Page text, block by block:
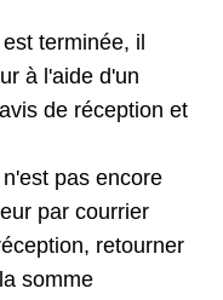
terminée, il
à l'aide d'un
de réception et
pas encore
par courrier
retourner
somme